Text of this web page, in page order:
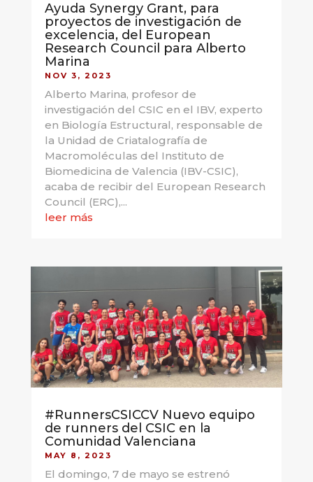
Ayuda Synergy Grant, para
proyectos de investigación de
excelencia, del European
Research Council para Alberto
Marina
NOV 3, 2023
Alberto Marina, profesor de
investigación del CSIC en el IBV, experto
en Biología Estructural, responsable de
la Unidad de Criatalografía de
Macromoléculas del Instituto de
Biomedicina de Valencia (IBV-CSIC),
acaba de recibir del European Research
Council (ERC),...
leer más
#RunnersCSICCV Nuevo equipo
de runners del CSIC en la
Comunidad Valenciana
MAY 8, 2023
El domingo, 7 de mayo se estrenó